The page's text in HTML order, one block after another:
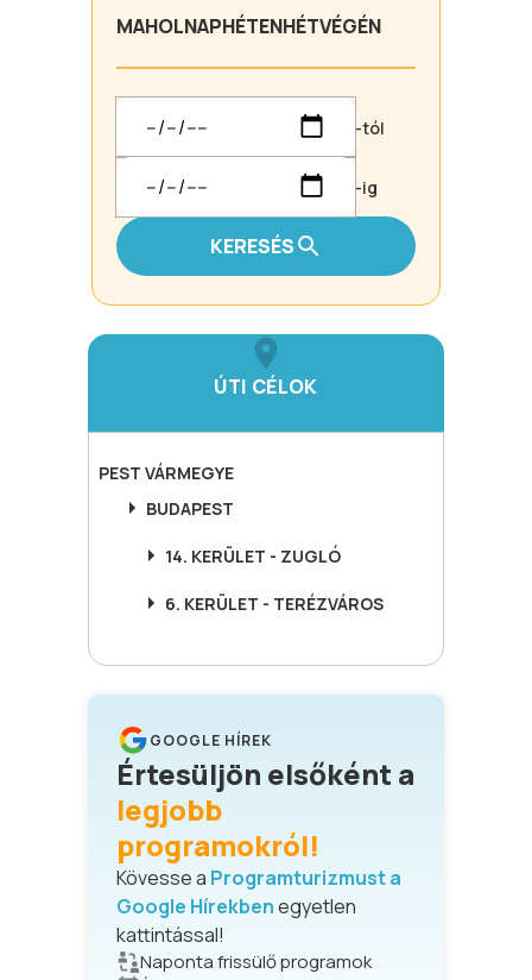
MAHOLNAPHÉTENHÉTVÉGÉN
-tól
-ig
KERESÉS
ÚTI CÉLOK
PEST VÁRMEGYE
BUDAPEST
14. KERÜLET - ZUGLÓ
6. KERÜLET - TERÉZVÁROS
GOOGLE HÍREK
Értesüljön elsőként a
legjobb
programokról!
Kövesse a Programturizmust a
Google Hírekbenegyetlen
kattintással!
Naponta frissülő programok